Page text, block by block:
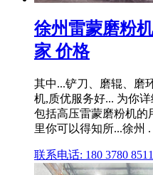
徐州雷蒙磨粉
家 价格
其中...铲刀、磨辊、磨
机,质优服务好... 为你
包括高压雷蒙磨粉机的
里你可以得知所...徐州 .
联系电话: 180 3780 8511